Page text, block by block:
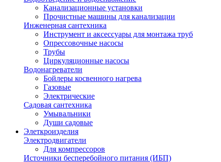
Канализационные установки
Прочистные машины для канализации
Инженерная сантехника
Инструмент и аксессуары для монтажа труб
Опрессовочные насосы
Трубы
Циркуляционные насосы
Водонагреватели
Бойлеры косвенного нагрева
Газовые
Электрические
Садовая сантехника
Умывальники
Души садовые
Элеткроизделия
Электродвигатели
Для компрессоров
Источники бесперебойного питания (ИБП)